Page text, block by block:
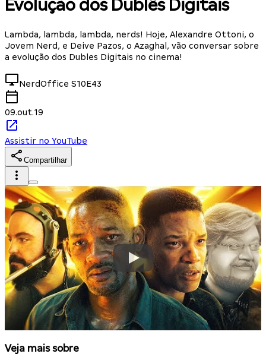
Evolução dos Dublês Digitais
Lambda, lambda, lambda, nerds! Hoje, Alexandre Ottoni, o
Jovem Nerd, e Deive Pazos, o Azaghal, vão conversar sobre
a evolução dos Dubles Digitais no cinema!
NerdOffice S10E43
09.out.19
Assistir no YouTube
Compartilhar
Veja mais sobre